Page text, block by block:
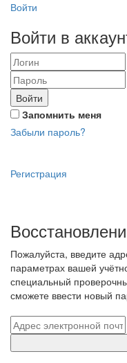
Войти
Войти в
Войти
Запомнить меня
Забыли пароль?
Регистрация
Пожалуйста, введите
параметрах вашей
специальный
сможете ввести новый